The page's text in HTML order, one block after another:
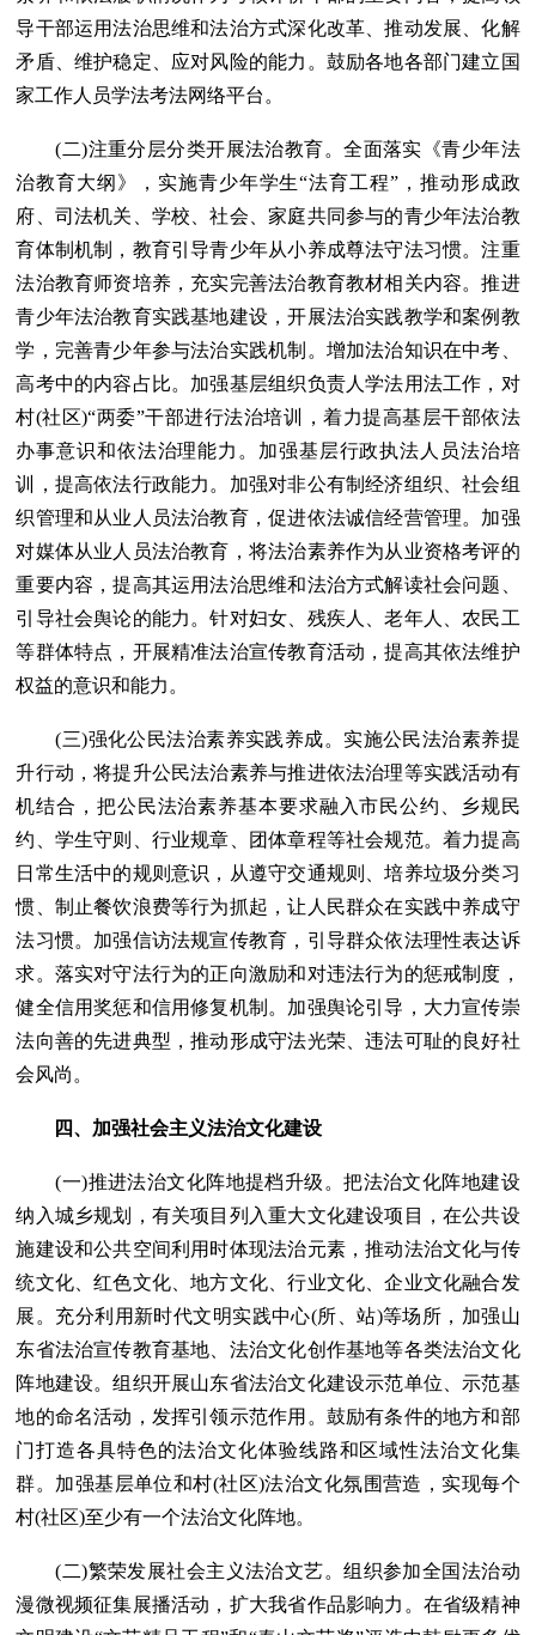
导干部运用法治思维和法治方式深化改革、推动发展、化解
矛盾、维护稳定、应对风险的能力。鼓励各地各部门建立国
家工作人员学法考法网络平台。
(二)注重分层分类开展法治教育。全面落实《青少年法
治教育大纲》，实施青少年学生“法育工程”，推动形成政
府、司法机关、学校、社会、家庭共同参与的青少年法治教
育体制机制，教育引导青少年从小养成尊法守法习惯。注重
法治教育师资培养，充实完善法治教育教材相关内容。推进
青少年法治教育实践基地建设，开展法治实践教学和案例教
学，完善青少年参与法治实践机制。增加法治知识在中考、
高考中的内容占比。加强基层组织负责人学法用法工作，对
村(社区)“两委”干部进行法治培训，着力提高基层干部依法
办事意识和依法治理能力。加强基层行政执法人员法治培
训，提高依法行政能力。加强对非公有制经济组织、社会组
织管理和从业人员法治教育，促进依法诚信经营管理。加强
对媒体从业人员法治教育，将法治素养作为从业资格考评的
重要内容，提高其运用法治思维和法治方式解读社会问题、
引导社会舆论的能力。针对妇女、残疾人、老年人、农民工
等群体特点，开展精准法治宣传教育活动，提高其依法维护
权益的意识和能力。
(三)强化公民法治素养实践养成。实施公民法治素养提
升行动，将提升公民法治素养与推进依法治理等实践活动有
机结合，把公民法治素养基本要求融入市民公约、乡规民
约、学生守则、行业规章、团体章程等社会规范。着力提高
日常生活中的规则意识，从遵守交通规则、培养垃圾分类习
惯、制止餐饮浪费等行为抓起，让人民群众在实践中养成守
法习惯。加强信访法规宣传教育，引导群众依法理性表达诉
求。落实对守法行为的正向激励和对违法行为的惩戒制度，
健全信用奖惩和信用修复机制。加强舆论引导，大力宣传崇
法向善的先进典型，推动形成守法光荣、违法可耻的良好社
会风尚。
四、加强社会主义法治文化建设
(一)推进法治文化阵地提档升级。把法治文化阵地建设
纳入城乡规划，有关项目列入重大文化建设项目，在公共设
施建设和公共空间利用时体现法治元素，推动法治文化与传
统文化、红色文化、地方文化、行业文化、企业文化融合发
展。充分利用新时代文明实践中心(所、站)等场所，加强山
东省法治宣传教育基地、法治文化创作基地等各类法治文化
阵地建设。组织开展山东省法治文化建设示范单位、示范基
地的命名活动，发挥引领示范作用。鼓励有条件的地方和部
门打造各具特色的法治文化体验线路和区域性法治文化集
群。加强基层单位和村(社区)法治文化氛围营造，实现每个
村(社区)至少有一个法治文化阵地。
(二)繁荣发展社会主义法治文艺。组织参加全国法治动
漫微视频征集展播活动，扩大我省作品影响力。在省级精神